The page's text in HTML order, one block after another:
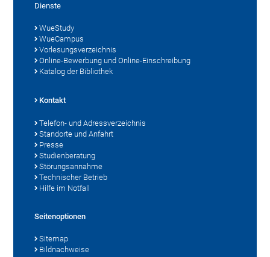
Dienste
WueStudy
WueCampus
Vorlesungsverzeichnis
Online-Bewerbung und Online-Einschreibung
Katalog der Bibliothek
Kontakt
Telefon- und Adressverzeichnis
Standorte und Anfahrt
Presse
Studienberatung
Störungsannahme
Technischer Betrieb
Hilfe im Notfall
Seitenoptionen
Sitemap
Bildnachweise